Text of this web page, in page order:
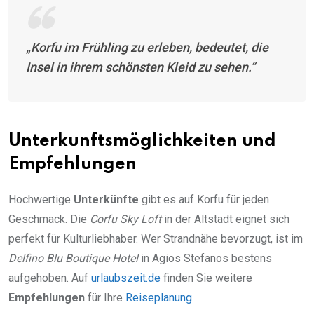
„Korfu im Frühling zu erleben, bedeutet, die
Insel in ihrem schönsten Kleid zu sehen.“
Unterkunftsmöglichkeiten und
Empfehlungen
Hochwertige Unterkünfte gibt es auf Korfu für jeden
Geschmack. Die Corfu Sky Loftin der Altstadt eignet sich
perfekt für Kulturliebhaber. Wer Strandnähe bevorzugt, ist im
Delfino Blu Boutique Hotelin Agios Stefanos bestens
aufgehoben. Auf urlaubszeit.de finden Sie weitere
Empfehlungen für Ihre Reiseplanung.